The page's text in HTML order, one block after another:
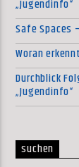
„Jugendinfo“
Safe Spaces
Woran
Durchblick
„Jugendinfo“
suchen